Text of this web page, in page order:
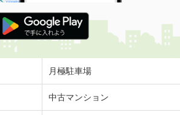
4.90万円
熊本県熊本市南区馬渡２丁目
積
品寺３丁目
月極駐車場
中古マンション